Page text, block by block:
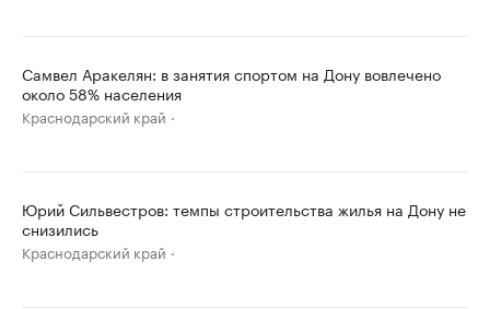
Самвел Аракелян: в занятия спортом на Дону вовлечено
около 58% населения
Краснодарский край
Юрий Сильвестров: темпы строительства жилья на Дону не
снизились
Краснодарский край